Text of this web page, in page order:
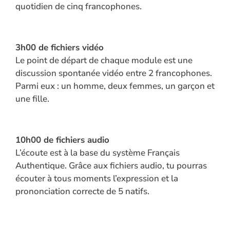
quotidien de cinq francophones.
3h00 de fichiers vidéo
Le point de départ de chaque module est une
discussion spontanée vidéo entre 2 francophones.
Parmi eux : un homme, deux femmes, un garçon et
une fille.
10h00 de fichiers audio
L’écoute est à la base du système Français
Authentique. Grâce aux fichiers audio, tu pourras
écouter à tous moments l’expression et la
prononciation correcte de 5 natifs.
passe
perdu ?
Identifiant ou e-mail
Back
to
Login